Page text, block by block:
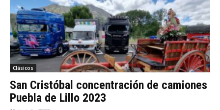
Clásicos
San Cristóbal concentración de camiones
Puebla de Lillo 2023